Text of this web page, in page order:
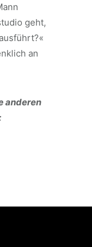
geht,
an
anderen